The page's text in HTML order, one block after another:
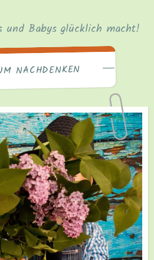
und Babys glücklich macht!
NACHDENKEN